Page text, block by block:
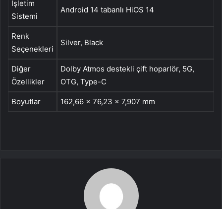
İşletim
Sistemi
Android 14 tabanlı HiOS 14
Renk
Seçenekleri
Silver, Black
Diğer
Özellikler
Dolby Atmos destekli çift hoparlör, 5G,
OTG, Type-C
Boyutlar 162,66 x 76,23 x 7,907 mm